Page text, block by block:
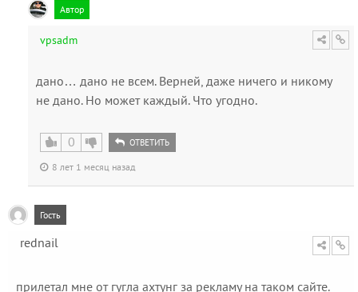
Автор
vpsadm
дано… дано не всем. Верней, даже ничего и никому
не дано. Но может каждый. Что угодно.
0 ОТВЕТИТЬ
8 лет 1 месяц назад
Гость
rednail
прилетал мне от гугла ахтунг за рекламу на таком сайте.